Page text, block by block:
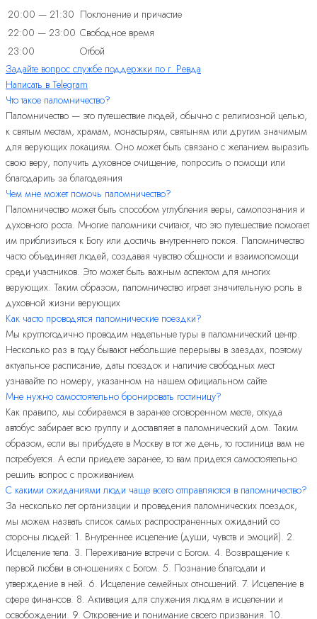
20:00 — 21:30 Поклонение и причастие
22:00 — 23:00 Свободное время
23:00
Отбой
Задайте вопрос службе поддержки по г. Ревда
Написать в Telegram
Что такое паломничество?
Паломничество — это путешествие людей, обычно с религиозной целью,
к святым местам, храмам, монастырям, святыням или другим значимым
для верующих локациям. Оно может быть связано с желанием выразить
свою веру, получить духовное очищение, попросить о помощи или
благодарить за благодеяния
Чем мне может помочь паломничество?
Паломничество может быть способом углубления веры, самопознания и
духовного роста. Многие паломники считают, что это путешествие помогает
им приблизиться к Богу или достичь внутреннего покоя. Паломничество
часто объединяет людей, создавая чувство общности и взаимопомощи
среди участников. Это может быть важным аспектом для многих
верующих. Таким образом, паломничество играет значительную роль в
духовной жизни верующих
Как часто проводятся паломнические поездки?
Мы круглогодично проводим недельные туры в паломнический центр.
Несколько раз в году бывают небольшие перерывы в заездах, поэтому
актуальное расписание, даты поездок и наличие свободных мест
узнавайте по номеру, указанном на нашем официальном сайте
Мне нужно самостоятельно бронировать гостиницу?
Как правило, мы собираемся в заранее оговоренном месте, откуда
автобус забирает всю группу и доставляет в паломнический дом. Таким
образом, если вы прибудете в Москву в тот же день, то гостиница вам не
потребуется. А если приедете заранее, то вам придется самостоятельно
решить вопрос с проживанием
С какими ожиданиями люди чаще всего отправляются в паломничество?
За несколько лет организации и проведения паломнических поездок,
мы можем назвать список самых распространенных ожиданий со
стороны людей: 1. Внутреннее исцеление (души, чувств и эмоций). 2.
Исцеление тела. 3. Переживание встречи с Богом. 4. Возвращение к
первой любви в отношениях с Богом. 5. Познание благодати и
утверждение в ней. 6. Исцеление семейных отношений. 7. Исцеление в
сфере финансов. 8. Активация для служения людям в исцелении и
освобождении. 9. Откровение и понимание своего призвания. 10.